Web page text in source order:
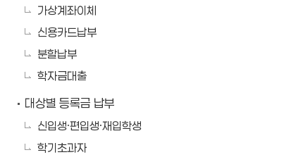
가상계좌이체
신용카드납부
분할납부
학자금대출
대상별 등록금 납부
신입생·편입생·재입학생
학기초과자